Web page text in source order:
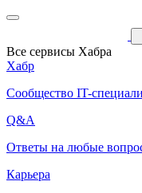
Все сервисы Хабра
Хабр
Сообщество IT-
Q&A
Ответы на любые
Карьера